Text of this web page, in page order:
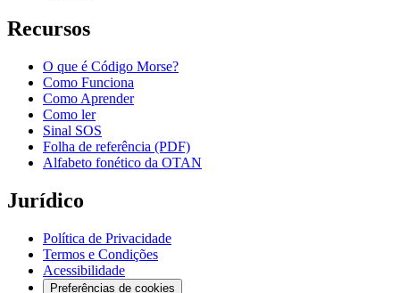
Recursos
O que é Código Morse?
Como Funciona
Como Aprender
Como ler
Sinal SOS
Folha de referência (PDF)
Alfabeto fonético da OTAN
Jurídico
Política de Privacidade
Termos e Condições
Acessibilidade
Preferências de cookies